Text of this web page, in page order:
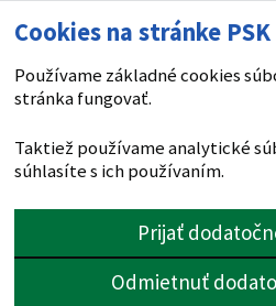
Cookies na stránke PSK
Používame základné cookies
stránka fungovať.
Taktiež používame analytické
súhlasíte s ich používaním.
Prijať
Odmietnuť